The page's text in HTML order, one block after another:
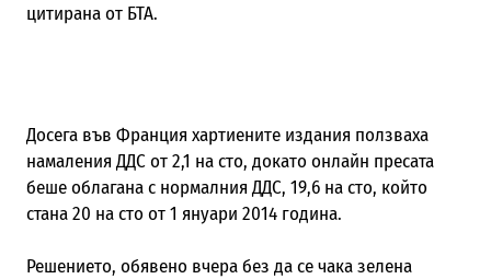
цитирана от БТА.
Досега във Франция хартиените издания ползваха
намаления ДДС от 2,1 на сто, докато онлайн пресата
беше облагана с нормалния ДДС, 19,6 на сто, който
стана 20 на сто от 1 януари 2014 година.
Решението, обявено вчера без да се чака зелена